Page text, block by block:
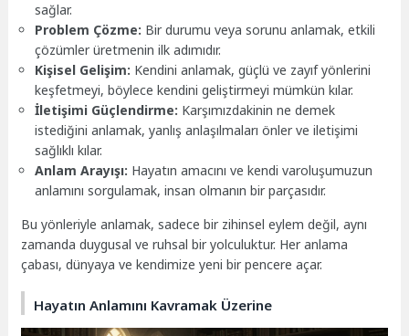
sağlar.
Problem Çözme: Bir durumu veya sorunu anlamak, etkili
çözümler üretmenin ilk adımıdır.
Kişisel Gelişim: Kendini anlamak, güçlü ve zayıf yönlerini
keşfetmeyi, böylece kendini geliştirmeyi mümkün kılar.
İletişimi Güçlendirme: Karşımızdakinin ne demek
istediğini anlamak, yanlış anlaşılmaları önler ve iletişimi
sağlıklı kılar.
Anlam Arayışı: Hayatın amacını ve kendi varoluşumuzun
anlamını sorgulamak, insan olmanın bir parçasıdır.
Bu yönleriyle anlamak, sadece bir zihinsel eylem değil, aynı
zamanda duygusal ve ruhsal bir yolculuktur. Her anlama
çabası, dünyaya ve kendimize yeni bir pencere açar.
Hayatın Anlamını Kavramak Üzerine